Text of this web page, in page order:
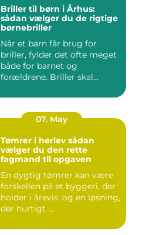
Briller til børn i Århus:
sådan vælger du de rigtige
børnebriller
Når et barn får brug for
briller, fylder det ofte meget
både for barnet og
forældrene. Briller skal...
07. May
Tømrer i herlev sådan
vælger du den rette
fagmand til opgaven
En dygtig tømrer kan være
forskellen på et byggeri, der
holder i årevis, og en løsning,
der hurtigt ...